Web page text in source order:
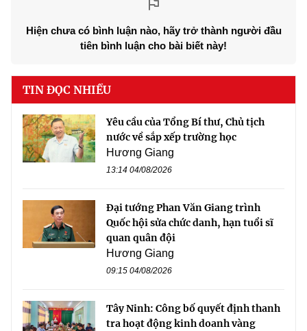
Hiện chưa có bình luận nào, hãy trở thành người đầu
tiên bình luận cho bài biết này!
TIN ĐỌC NHIỀU
Yêu cầu của Tổng Bí thư, Chủ tịch
nước về sắp xếp trường học
Hương Giang
13:14 04/08/2026
Đại tướng Phan Văn Giang trình
Quốc hội sửa chức danh, hạn tuổi sĩ
quan quân đội
Hương Giang
09:15 04/08/2026
Tây Ninh: Công bố quyết định thanh
tra hoạt động kinh doanh vàng